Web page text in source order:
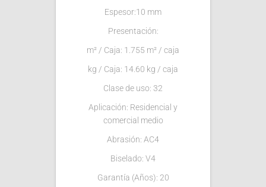
Espesor:10 mm
Presentación:
m² / Caja: 1.755 m² / caja
kg / Caja: 14.60 kg / caja
Clase de uso: 32
Aplicación: Residencial y
comercial medio
Abrasión: AC4
Biselado: V4
Garantía (Años): 20